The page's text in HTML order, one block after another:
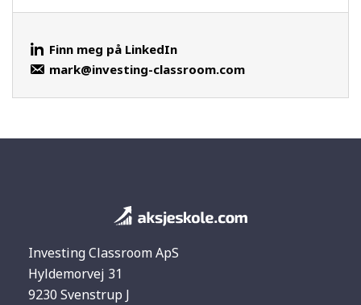
Finn meg på LinkedIn
mark@investing-classroom.com
Investing Classroom ApS
Hyldemorvej 31
9230 Svenstrup J